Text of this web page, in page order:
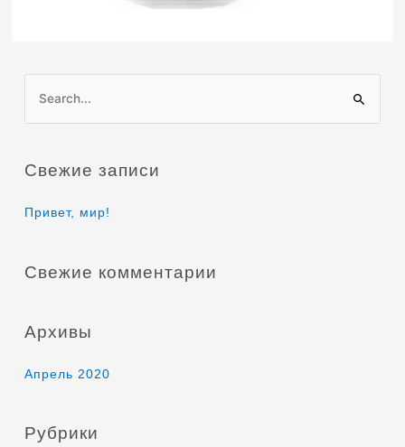
о
с
Свежие записи
Привет, мир!
Свежие комментарии
Архивы
Апрель 2020
Рубрики